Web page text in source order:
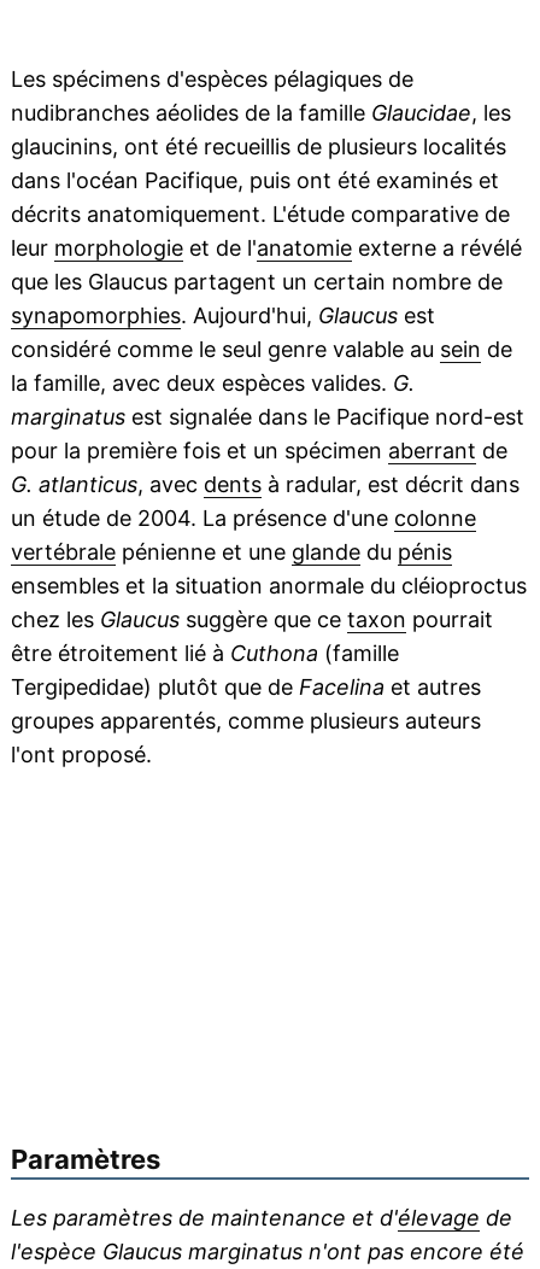
Les spécimens d'espèces pélagiques de
nudibranches aéolides de la famille Glaucidae, les
glaucinins, ont été recueillis de plusieurs localités
dans l'océan Pacifique, puis ont été examinés et
décrits anatomiquement. L'étude comparative de
leur morphologieet de l'anatomieexterne a révélé
que les Glaucus partagent un certain nombre de
synapomorphies. Aujourd'hui, Glaucusest
considéré comme le seul genre valable au sein de
la famille, avec deux espèces valides. G.
marginatusest signalée dans le Pacifique nord-est
pour la première fois et un spécimen aberrant de
G. atlanticus, avec dentsà radular, est décrit dans
un étude de 2004. La présence d'une colonne
vertébralepénienne et une glandedu pénis
ensembles et la situation anormale du cléioproctus
chez les Glaucussuggère que ce taxon pourrait
être étroitement lié à Cuthona (famille
Tergipedidae) plutôt que de Facelina et autres
groupes apparentés, comme plusieurs auteurs
l'ont proposé.
Paramètres
Les paramètres de maintenance et d'élevage de
l'espèce Glaucus marginatus n'ont pas encore été